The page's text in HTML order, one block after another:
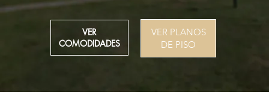
VER
COMODIDADES
VER PLANOS
DE PISO